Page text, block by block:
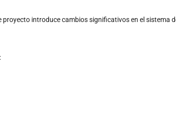
introduce cambios significativos en el sistema